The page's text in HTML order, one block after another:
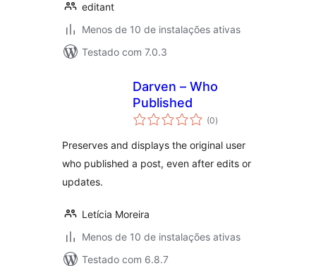
editant
Menos de 10 de instalações ativas
Testado com 7.0.3
Darven – Who
Published
(0total
de
)
Preserves and displays the original user
who published a post, even after edits or
updates.
Letícia Moreira
Menos de 10 de instalações ativas
Testado com 6.8.7